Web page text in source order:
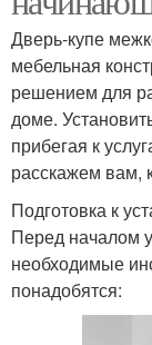
Дверь-купе
мебельная
решением для
доме.
прибегая к
расскажем вам,
Подготовка к
Перед началом
необходимые
понадобятся: